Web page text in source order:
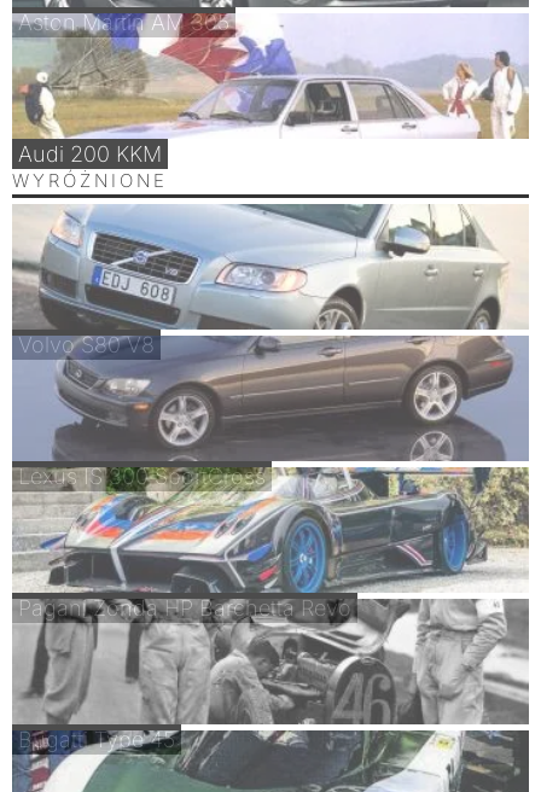
Aston Martin AM 305
Audi 200 KKM
WYRÓŻNIONE
Volvo S80 V8
Lexus IS 300 SportCross
Pagani Zonda HP Barchetta Revo
Bugatti Type 45